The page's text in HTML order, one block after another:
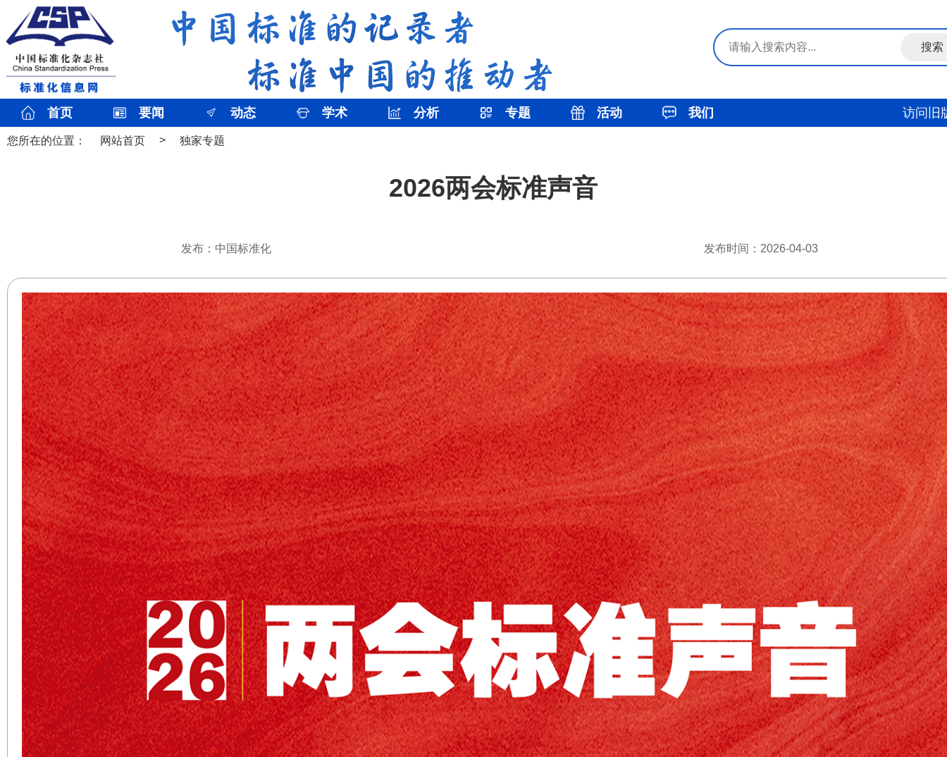
首页 要闻 动态 学术 分析 专题 活动 我们 访问旧
您所在的位置： 网站首页 > 独家专题
2026两会标准声音
发布：中国标准化 发布时间：2026-04-03